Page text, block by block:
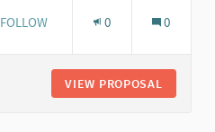
8 FOLLOWERS
FOLLOW 0 0
VIEW PROPOSAL